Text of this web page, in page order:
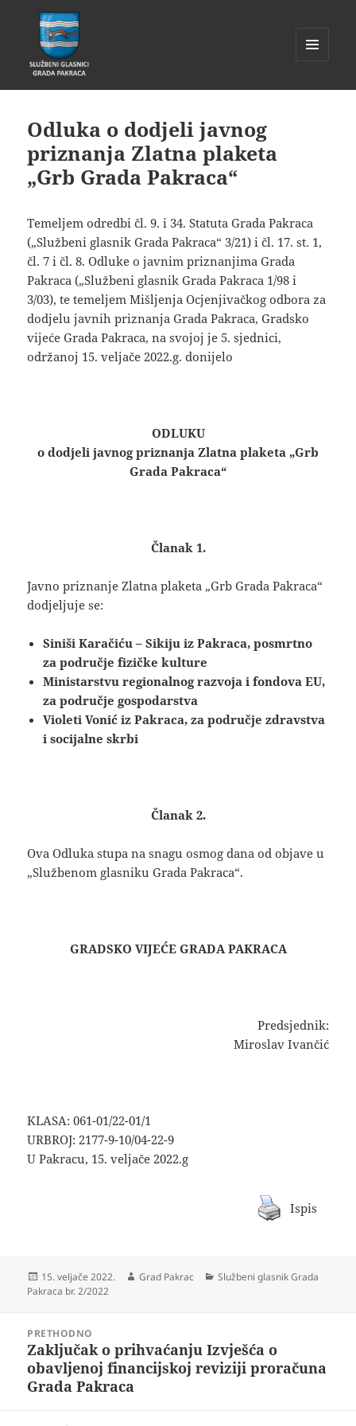
WIDGETI
Odluka o dodjeli javnog
priznanja Zlatna plaketa
„Grb Grada Pakraca“
Temeljem odredbi čl. 9. i 34. Statuta Grada Pakraca
(„Službeni glasnik Grada Pakraca“ 3/21) i čl. 17. st. 1,
čl. 7 i čl. 8. Odluke o javnim priznanjima Grada
Pakraca („Službeni glasnik Grada Pakraca 1/98 i
3/03), te temeljem Mišljenja Ocjenjivačkog odbora za
dodjelu javnih priznanja Grada Pakraca, Gradsko
vijeće Grada Pakraca, na svojoj je 5. sjednici,
održanoj 15. veljače 2022.g. donijelo
ODLUKU
o dodjeli javnog priznanja Zlatna plaketa „Grb
Grada Pakraca“
Članak 1.
Javno priznanje Zlatna plaketa „Grb Grada Pakraca“
dodjeljuje se:
Siniši Karačiću – Sikiju iz Pakraca, posmrtno
za područje fizičke kulture
Ministarstvu regionalnog razvoja i fondova EU,
za područje gospodarstva
Violeti Vonić iz Pakraca, za područje zdravstva
i socijalne skrbi
Članak 2.
Ova Odluka stupa na snagu osmog dana od objave u
„Službenom glasniku Grada Pakraca“.
GRADSKO VIJEĆE GRADA PAKRACA
Predsjednik:
Miroslav Ivančić
KLASA: 061-01/22-01/1
URBROJ: 2177-9-10/04-22-9
U Pakracu, 15. veljače 2022.g
Ispis
Objavljeno
dana
15. veljače 2022. Autor
Grad Pakrac Kategorije
Službeni glasnik Grada
Pakraca br. 2/2022
objavaPRETHODNO
Prethodna
objava:
Zaključak o prihvaćanju Izvješća o
obavljenoj financijskoj reviziji proračuna
Grada Pakraca